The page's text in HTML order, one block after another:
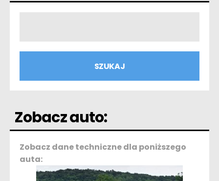
Zobacz auto:
Zobacz dane techniczne dla poniższego
auta: